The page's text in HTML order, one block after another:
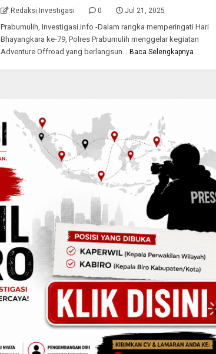
Redaksi Investigasi 0 Jul 21, 2025
Prabumulih, Investigasi.info -Dalam rangka memperingati Hari
Bhayangkara ke-79, Polres Prabumulih menggelar kegiatan
Adventure Offroad yang berlangsun...
Baca Selengkapnya